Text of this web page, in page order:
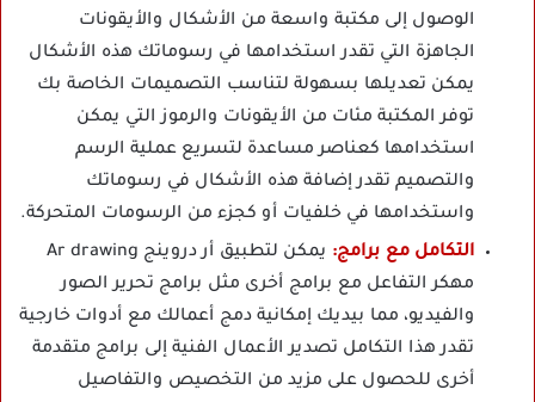
الوصول إلى مكتبة واسعة من الأشكال والأيقونات
الجاهزة التي تقدر استخدامها في رسوماتك هذه الأشكال
يمكن تعديلها بسهولة لتناسب التصميمات الخاصة بك
توفر المكتبة مئات من الأيقونات والرموز التي يمكن
استخدامها كعناصر مساعدة لتسريع عملية الرسم
والتصميم تقدر إضافة هذه الأشكال في رسوماتك
واستخدامها في خلفيات أو كجزء من الرسومات المتحركة.
التكامل مع برامج:
يمكن لتطبيق أر دروينج Ar drawing
مهكر التفاعل مع برامج أخرى مثل برامج تحرير الصور
والفيديو، مما بيديك إمكانية دمج أعمالك مع أدوات خارجية
تقدر هذا التكامل تصدير الأعمال الفنية إلى برامج متقدمة
أخرى للحصول على مزيد من التخصيص والتفاصيل